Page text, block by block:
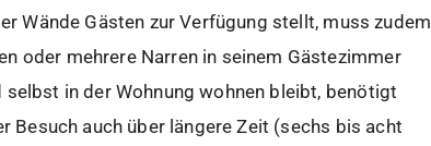
Wände Gästen zur Verfügung stellt, muss zudem
oder mehrere Narren in seinem Gästezimmer
in der Wohnung wohnen bleibt, benötigt
Besuch auch über längere Zeit (sechs bis acht